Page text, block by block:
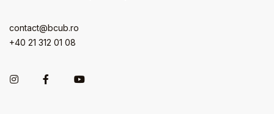
contact@bcub.ro
+40 21 312 01 08